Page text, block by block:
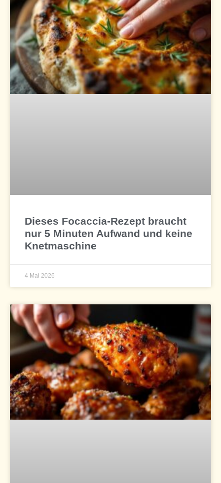
Dieses Focaccia-Rezept braucht
nur 5 Minuten Aufwand und keine
Knetmaschine
4 Mai 2026